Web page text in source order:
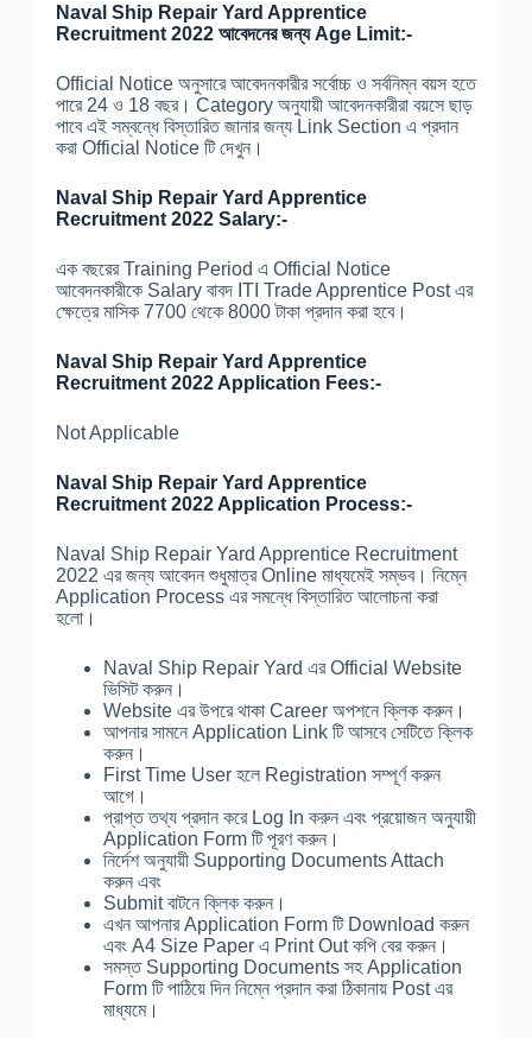
Naval Ship Repair Yard Apprentice
Recruitment 2022 আবেদনের জন্য Age Limit:-
Official Notice অনুসারে আবেদনকারীর সর্বোচ্চ ও সর্বনিম্ন বয়স হতে
পারে 24 ও 18 বছর। Category অনুযায়ী আবেদনকারীরা বয়সে ছাড়
পাবে এই সম্বন্ধে বিস্তারিত জানার জন্য Link Section এ প্রদান
করা Official Notice টি দেখুন।
Naval Ship Repair Yard Apprentice
Recruitment 2022 Salary:-
এক বছরের Training Period এ Official Notice
আবেদনকারীকে Salary বাবদ ITI Trade Apprentice Post এর
ক্ষেত্রে মাসিক 7700 থেকে 8000 টাকা প্রদান করা হবে।
Naval Ship Repair Yard Apprentice
Recruitment 2022 Application Fees:-
Not Applicable
Naval Ship Repair Yard Apprentice
Recruitment 2022 Application Process:-
Naval Ship Repair Yard Apprentice Recruitment
2022 এর জন্য আবেদন শুধুমাত্র Online মাধ্যমেই সম্ভব। নিম্নে
Application Process এর সমন্ধে বিস্তারিত আলোচনা করা
হলো।
Naval Ship Repair Yard এর Official Website
ভিসিট করুন।
Website এর উপরে থাকা Career অপশনে ক্লিক করুন।
আপনার সামনে Application Link টি আসবে সেটিতে ক্লিক
করুন।
First Time User হলে Registration সম্পূর্ণ করুন
আগে।
প্রাপ্ত তথ্য প্রদান করে Log In করুন এবং প্রয়োজন অনুযায়ী
Application Form টি পূরণ করুন।
নির্দেশ অনুযায়ী Supporting Documents Attach
করুন এবং
Submit বাটনে ক্লিক করুন।
এখন আপনার Application Form টি Download করুন
এবং A4 Size Paper এ Print Out কপি বের করুন।
সমস্ত Supporting Documents সহ Application
Form টি পাঠিয়ে দিন নিম্নে প্রদান করা ঠিকানায় Post এর
মাধ্যমে।